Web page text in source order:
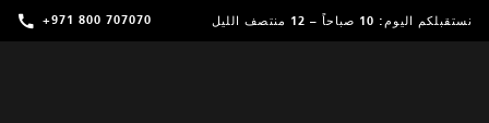
نستقبلكم اليوم: 10 صباحاً – 12 منتصف الليل +971 800 707070 تسوق